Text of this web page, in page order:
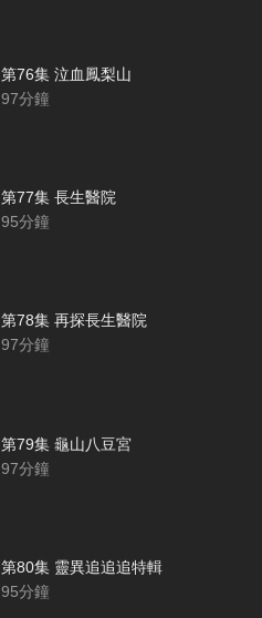
第76集 泣血鳳梨山
97分鐘
第77集 長生醫院
95分鐘
第78集 再探長生醫院
97分鐘
第79集 龜山八豆宮
97分鐘
第80集 靈異追追追特輯
95分鐘